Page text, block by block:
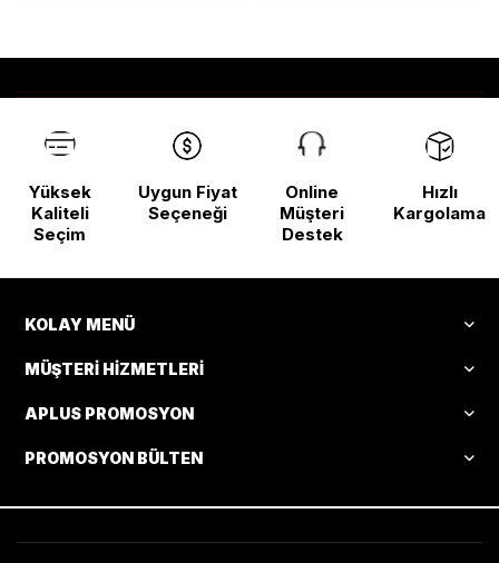
Yüksek
Kaliteli
Seçim
Uygun Fiyat
Seçeneği
Online
Müşteri
Destek
Hızlı
Kargolama
KOLAY MENÜ
MÜŞTERI HIZMETLERI
APLUS PROMOSYON
PROMOSYON BÜLTEN